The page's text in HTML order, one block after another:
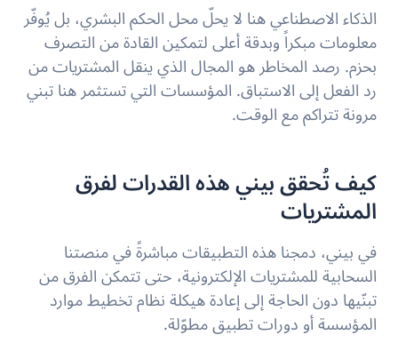
الذكاء الاصطناعي هنا لا يحلّ محل الحكم البشري، بل يُوفّر
معلومات مبكراً وبدقة أعلى لتمكين القادة من التصرف
بحزم. رصد المخاطر هو المجال الذي ينقل المشتريات من
رد الفعل إلى الاستباق. المؤسسات التي تستثمر هنا تبني
مرونة تتراكم مع الوقت.
كيف تُحقق بيني هذه القدرات لفرق
المشتريات
في بيني، دمجنا هذه التطبيقات مباشرةً في منصتنا
السحابية للمشتريات الإلكترونية، حتى تتمكن الفرق من
تبنّيها دون الحاجة إلى إعادة هيكلة نظام تخطيط موارد
المؤسسة أو دورات تطبيق مطوّلة.